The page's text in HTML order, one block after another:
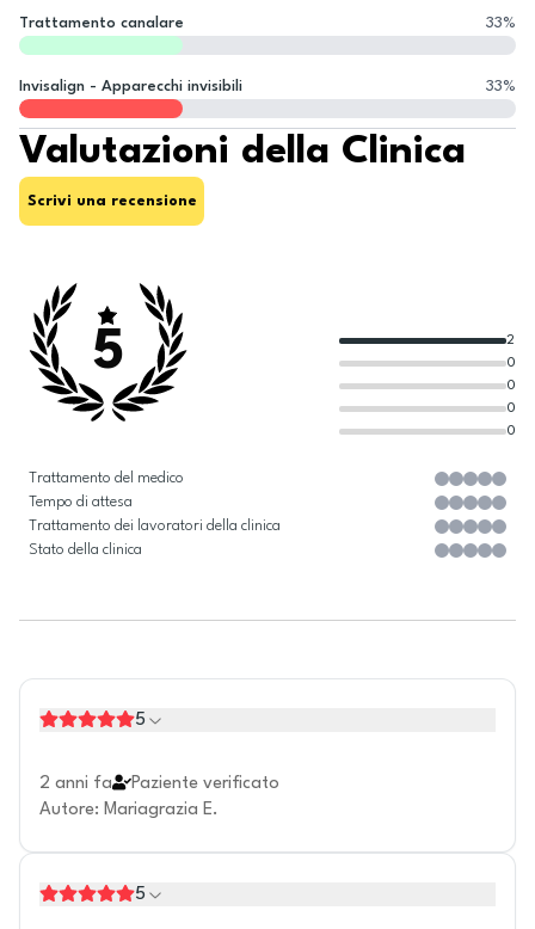
Trattamento canalare 33%
Invisalign - Apparecchi invisibili 33%
Valutazioni della Clinica
Scrivi una recensione
5
0
0
0
0
2
Trattamento del medico
Tempo di attesa
Trattamento dei lavoratori della clinica
Stato della clinica
5
2 anni fa
Paziente verificato
Autore: Mariagrazia E.
5